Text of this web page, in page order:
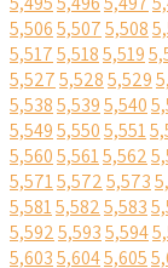
5,5065,5075,508
5,5175,5185,519
5,5275,5285,529
5,5385,5395,540
5,5495,5505,551
5,5605,5615,562
5,5715,5725,573
5,5815,5825,583
5,5925,5935,594
5,6035,6045,605